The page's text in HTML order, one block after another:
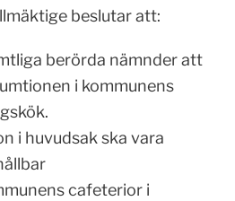
beslutar att:
berörda nämnder att
i kommunens
i huvudsak ska vara
cafeterior i